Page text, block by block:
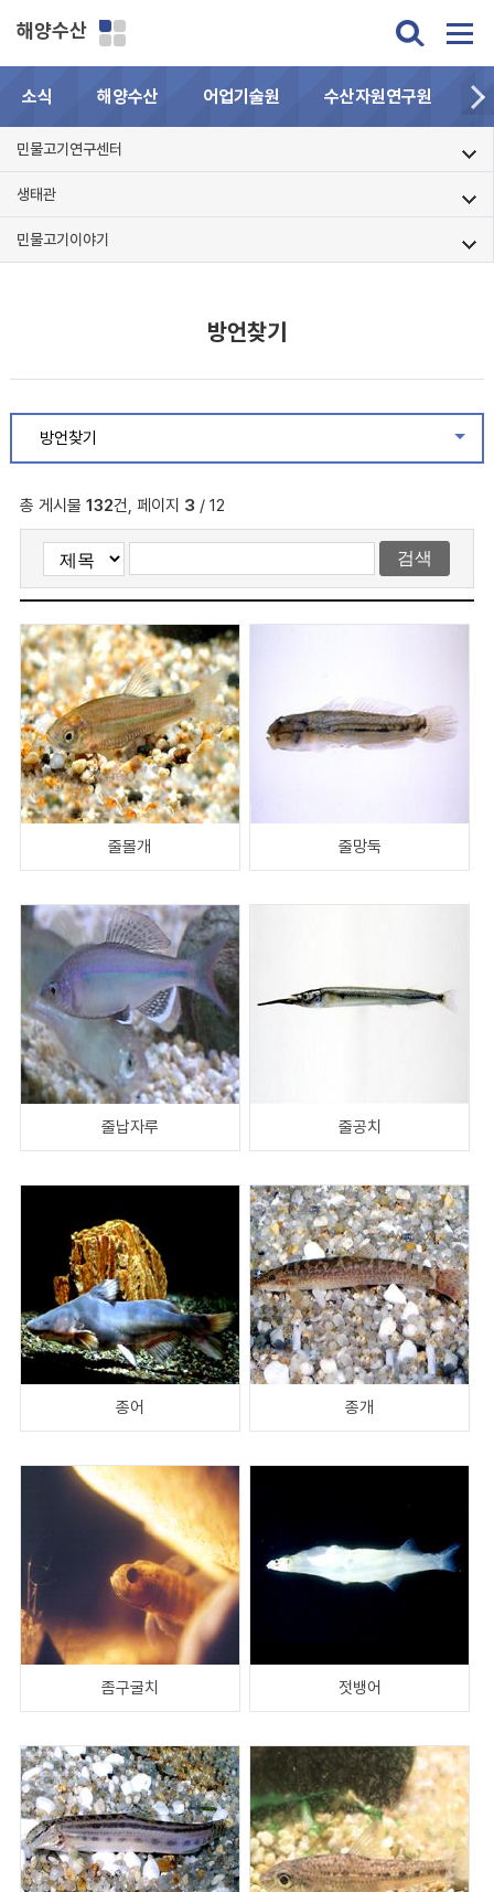
해양수산
소식 해양수산 어업기술원 수산자원연구원
민물고기연구센터
생태관
민물고기이야기
방언찾기
방언찾기
총 게시물 132건, 페이지 3/ 12
줄몰개 줄망둑
줄납자루 줄공치
종어 종개
좀구굴치 젓뱅어